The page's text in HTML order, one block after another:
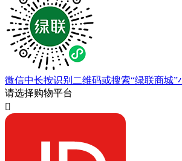
微信中长按识别二维码或搜索“绿联商城”
请选择购物平台
